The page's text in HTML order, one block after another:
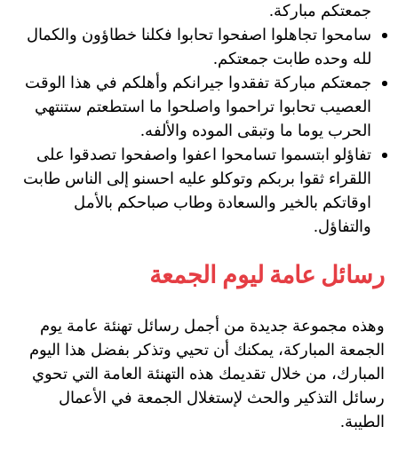
جمعتكم مباركة.
سامحوا تجاهلوا اصفحوا تحابوا فكلنا خطاؤون والكمال
لله وحده طابت جمعتكم.
جمعتكم مباركة تفقدوا جيرانكم وأهلكم في هذا الوقت
العصيب تحابوا تراحموا واصلحوا ما استطعتم ستنتهي
الحرب يوما ما وتبقى الموده والألفه.
تفاؤلو ابتسموا تسامحوا اعفوا واصفحوا تصدقوا على
اللقراء ثقوا بربكم وتوكلو عليه احسنو إلى الناس طابت
اوقاتكم بالخير والسعادة وطاب صباحكم بالأمل
والتفاؤل.
رسائل عامة ليوم الجمعة
وهذه مجموعة جديدة من أجمل رسائل تهنئة عامة يوم
الجمعة المباركة، يمكنك أن تحيي وتذكر بفضل هذا اليوم
المبارك، من خلال تقديمك هذه التهنئة العامة التي تحوي
رسائل التذكير والحث لإستغلال الجمعة في الأعمال
الطيبة.